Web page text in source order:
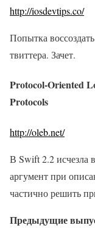
http://iosdevtips.co/
Попытка
твиттера. Зачет.
Protocol-Oriented
Protocols
http://oleb.net/
В Swift 2.2 исчезла
аргумент при
частично решить
Предыдущие